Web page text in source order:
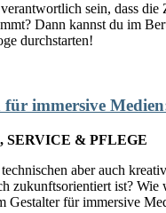
sein, dass die
Dann kannst du im
durchstarten!
immersive
SERVICE & PFLEGE
aber auch
zukunftsorientiert ist? Wie
Gestalter für immersive